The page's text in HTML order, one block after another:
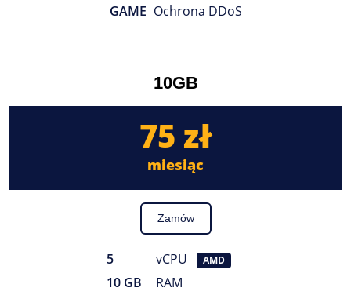
GAME Ochrona DDoS
10GB
75 zł
miesiąc
Zamów
5 vCPU AMD
10 GB
RAM